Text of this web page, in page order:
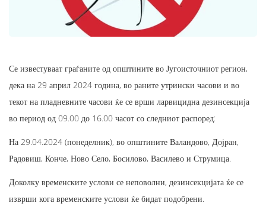
Се известуваат граѓаните од општините во Југоисточниот регион,
дека на 29 април 2024 година, во раните утрински часови и во
текот на пладневните часови ќе се врши ларвицидна дезинсекција
во период од 09.00 до 16.00 часот со следниот распоред:
На 29.04.2024 (понеделник), во општините Валандово, Дојран,
Радовиш, Конче, Ново Село, Босилово, Василево и Струмица.
Доколку временските услови се неповолни, дезинсекцијата ќе се
изврши кога временските услови ќе бидат подобрени.